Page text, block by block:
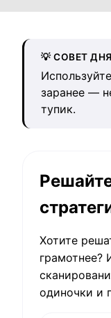
💡 СОВЕТ ДНЯ
заранее —
тупик.
Хотите
грамотнее?
одиночки и